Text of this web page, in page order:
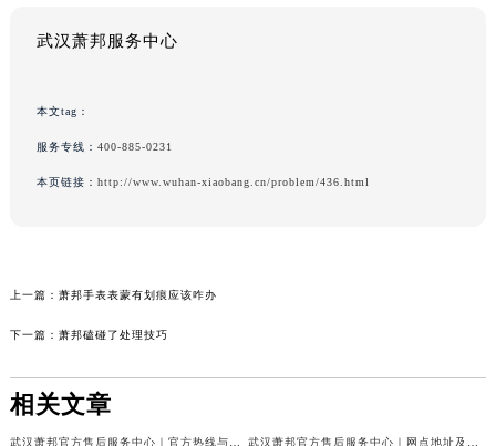
武汉萧邦服务中心
本文tag：
服务专线： 400-885-0231
本页链接： http://www.wuhan-xiaobang.cn/problem/436.html
上一篇： 萧邦手表表蒙有划痕应该咋办
下一篇： 萧邦磕碰了处理技巧
相关文章